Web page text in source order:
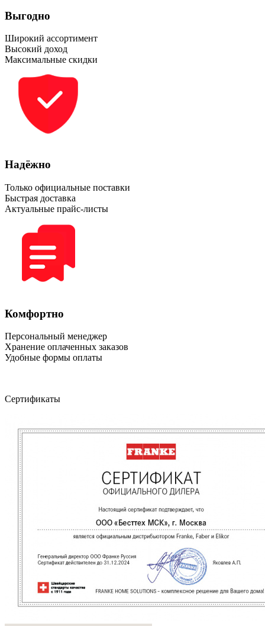
Выгодно
Широкий ассортимент
Высокий доход
Максимальные скидки
Надёжно
Только официальные поставки
Быстрая доставка
Актуальные прайс-листы
Комфортно
Персональный менеджер
Хранение оплаченных заказов
Удобные формы оплаты
Сертификаты